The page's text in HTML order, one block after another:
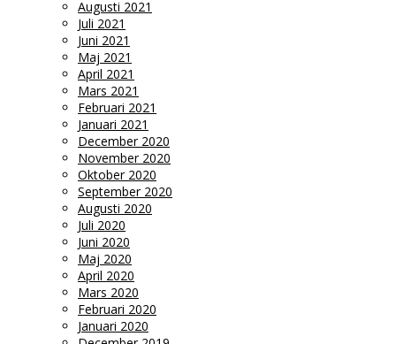
Augusti 2021
Juli 2021
Juni 2021
Maj 2021
April 2021
Mars 2021
Februari 2021
Januari 2021
December 2020
November 2020
Oktober 2020
September 2020
Augusti 2020
Juli 2020
Juni 2020
Maj 2020
April 2020
Mars 2020
Februari 2020
Januari 2020